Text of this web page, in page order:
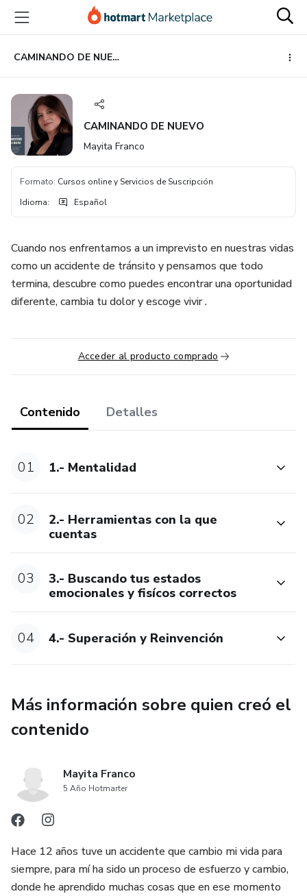
principal
página
de
página
CAMINANDO DE NUEVO
CAMINANDO DE NUEVO
Mayita Franco
Formato: Cursos online y Servicios de Suscripción
Idioma: Español
Cuando nos enfrentamos a un imprevisto en nuestras vidas
como un accidente de tránsito y pensamos que todo
termina, descubre como puedes encontrar una oportunidad
diferente, cambia tu dolor y escoge vivir .
Acceder al producto comprado
Contenido Detalles
01 1.- Mentalidad
02
2.- Herramientas con la que
cuentas
03
3.- Buscando tus estados
emocionales y fisícos correctos
04 4.- Superación y Reinvención
Más información sobre quien creó el
contenido
Mayita Franco
5 Año Hotmarter
Hace 12 años tuve un accidente que cambio mi vida para
siempre, para mí ha sido un proceso de esfuerzo y cambio,
donde he aprendido muchas cosas que en ese momento